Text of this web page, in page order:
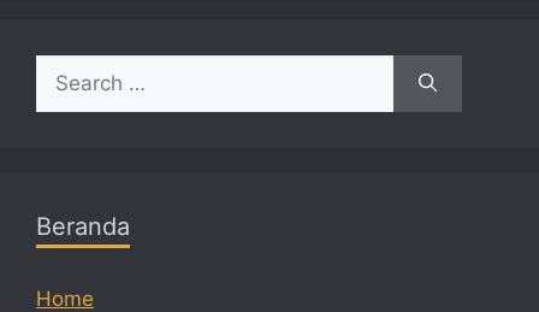
for:
Beranda
Home